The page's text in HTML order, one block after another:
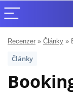
Recenzer » Články »
Články